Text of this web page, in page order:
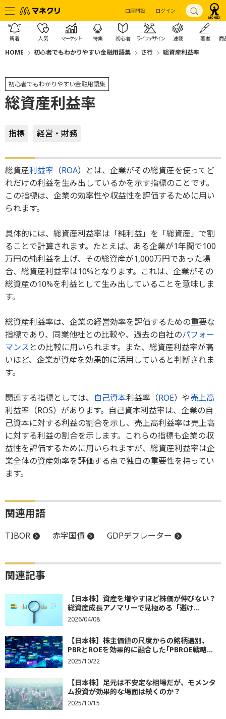
口座開設 ログイン
新着 人気 マーケット 特集 初心者 ライフデザイン 連載 著者 商
HOME 初心者でもわかりやすい金融用語集 さ行 総資産利益率
初心者でもわかりやすい金融用語集
総資産利益率
指標 経営・財務
総資産利益率 （ROA）とは、企業がその総資産を使ってど
れだけの利益を生み出しているかを示す指標のことです。
この指標は、企業の効率性や収益性を評価するために用い
られます。
具体的には、総資産利益率は「純利益」を「総資産」で割
ることで計算されます。たとえば、ある企業が1年間で100
万円の純利益を上げ、その総資産が1,000万円であった場
合、総資産利益率は10%となります。これは、企業がその
総資産の10%を利益として生み出していることを意味しま
す。
総資産利益率は、企業の経営効率を評価するための重要な
指標であり、同業他社との比較や、過去の自社のパフォー
マンスとの比較に用いられます。また、総資産利益率が高
いほど、企業が資産を効果的に活用していると判断されま
す。
関連する指標としては、 自己資本利益率（ROE）や売上高
利益率（ROS）があります。自己資本利益率は、企業の自
己資本に対する利益の割合を示し、売上高利益率は売上高
に対する利益の割合を示します。これらの指標も企業の収
益性を評価するために用いられますが、総資産利益率は企
業全体の資産効率を評価する点で独自の重要性を持ってい
ます。
関連用語
TIBOR 赤字国債 GDPデフレーター
関連記事
【日本株】資産を増やすほど株価が伸びない？
総資産成長アノマリーで見極める「避け...
2026/04/08
【日本株】株主価値の尺度からの銘柄選別、
PBRとROEを効果的に融合した｢PBROE戦略...
2025/10/22
【日本株】足元は不安定な相場だが、モメンタ
ム投資が効果的な場面は続くのか？
2025/10/15